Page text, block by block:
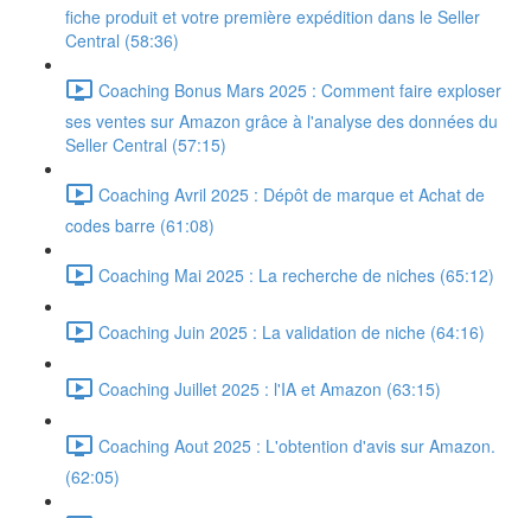
fiche produit et votre première expédition dans le Seller
Central (58:36)
Coaching Bonus Mars 2025 : Comment faire exploser
ses ventes sur Amazon grâce à l'analyse des données du
Seller Central (57:15)
Coaching Avril 2025 : Dépôt de marque et Achat de
codes barre (61:08)
Coaching Mai 2025 : La recherche de niches (65:12)
Coaching Juin 2025 : La validation de niche (64:16)
Coaching Juillet 2025 : l'IA et Amazon (63:15)
Coaching Aout 2025 : L'obtention d'avis sur Amazon.
(62:05)